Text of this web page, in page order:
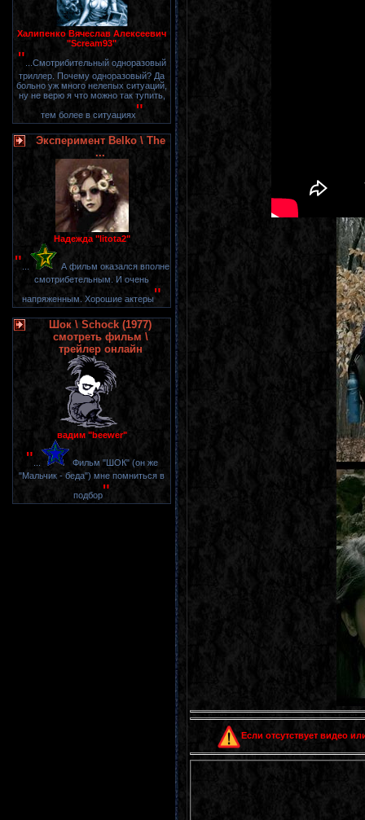
Халипенко Вячеслав Алексеевич
"Scream93"
" ...Смотрибительный одноразовый
триллер. Почему одноразовый? Да
больно уж много нелепых ситуаций,
ну не верю я что можно так тупить,
тем более в ситуациях"
Эксперимент Belko \ The
...
Надежда "litota2"
"
А фильм оказался вполне
смотрибетельным. И очень
напряженным. Хорошие актеры"
Шок \ Schock (1977)
смотреть фильм \
трейлер онлайн
вадим "beewer"
"
Фильм "ШОК" (он же
"Мальчик - беда") мне помниться в
подбор"
Если отсутствует видео